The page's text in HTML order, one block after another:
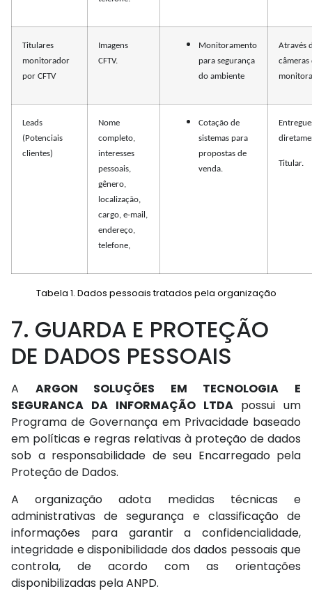
Titulares
monitorador
por CFTV
Imagens
CFTV.
Monitoramento
para segurança
do ambiente
Através
câmeras
Leads
(Potenciais
clientes)
Nome
completo,
interesses
pessoais,
gênero,
localização,
cargo, e-mail,
endereço,
telefone,
Cotação de
sistemas para
propostas de
venda.
Titular.
Tabela 1. Dados pessoais tratados pela organização
7. GUARDA E PROTEÇÃO
DE DADOS PESSOAIS
A ARGON SOLUÇÕES EM TECNOLOGIA E
SEGURANCA DA INFORMAÇÃO LTDA possui um
Programa de Governança em Privacidade baseado
em políticas e regras relativas à proteção de dados
sob a responsabilidade de seu Encarregado pela
Proteção de Dados.
A organização adota medidas técnicas e
administrativas de segurança e classificação de
informações para garantir a confidencialidade,
integridade e disponibilidade dos dados pessoais que
controla, de acordo com as orientações
disponibilizadas pela ANPD.